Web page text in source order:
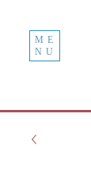
ME
NU